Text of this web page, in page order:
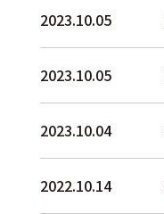
2023.10.05
2023.10.05
2023.10.04
2022.10.14